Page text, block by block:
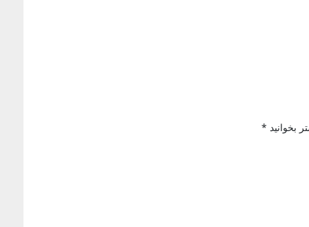
بخوانید *